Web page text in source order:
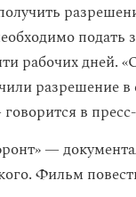
рабочих дней.
разрешение в
в
—
Фильм